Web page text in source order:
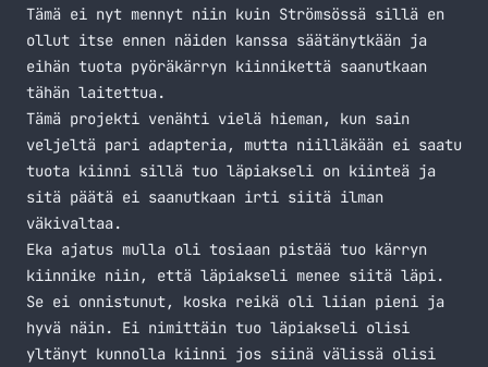
Tämä ei nyt mennyt niin kuin Strömsössä sillä en
ollut itse ennen näiden kanssa säätänytkään ja
eihän tuota pyöräkärryn kiinnikettä saanutkaan
tähän laitettua.
Tämä projekti venähti vielä hieman, kun sain
veljeltä pari adapteria, mutta niilläkään ei saatu
tuota kiinni sillä tuo läpiakseli on kiinteä ja
sitä päätä ei saanutkaan irti siitä ilman
väkivaltaa.
Eka ajatus mulla oli tosiaan pistää tuo kärryn
kiinnike niin, että läpiakseli menee siitä läpi.
Se ei onnistunut, koska reikä oli liian pieni ja
hyvä näin. Ei nimittäin tuo läpiakseli olisi
yltänyt kunnolla kiinni jos siinä välissä olisi